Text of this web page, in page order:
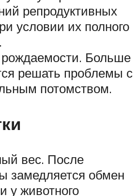
репродуктивных
условии их полного
рождаемости. Больше
решать проблемы с
потомством.
вес. После
замедляется обмен
у животного